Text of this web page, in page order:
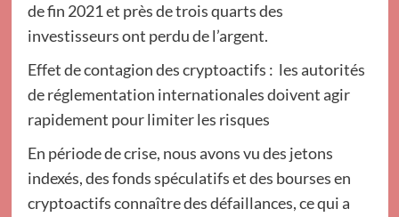
de fin 2021 et près de trois quarts des
investisseurs ont perdu de l’argent.
Effet de contagion des cryptoactifs : les autorités
de réglementation internationales doivent agir
rapidement pour limiter les risques
En période de crise, nous avons vu des jetons
indexés, des fonds spéculatifs et des bourses en
cryptoactifs connaître des défaillances, ce qui a